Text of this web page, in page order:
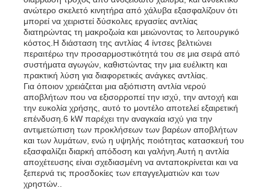
Σετ βιομηχανικής γεννήτριας
Σετ ψηφιακής γεννήτριας
Δημιουργός ανοιχτού πλαισίου
soundproof σύνολο γεννητριών
γεννήτρια εγχώριας χρήσης
ανώτερο σκελετό κινητήρα από χάλυβα εξασφαλίζουν ότι
μπορεί να χειριστεί δύσκολες εργασίες αντλίας
διατηρώντας τη μακροζωία και μειώνοντας το λειτουργικό
κόστος.Η διάσταση της αντλίας 4 ίντσες βελτιώνει
περαιτέρω την προσαρμοστικότητά του σε μια σειρά από
συστήματα αγωγών, καθιστώντας την μια ευέλικτη και
πρακτική λύση για διαφορετικές ανάγκες αντλίας.
Για όποιον χρειάζεται μια αξιόπιστη αντλία νερού
αποβλήτων που να εξισορροπεί την ισχύ, την αντοχή και
την ευκολία χρήσης, αυτό το μοντέλο αποτελεί εξαιρετική
επένδυση.6 kW παρέχει την αναγκαία ισχύ για την
αντιμετώπιση των προκλήσεων των βαρέων αποβλήτων
και των λυμάτων, ενώ η υψηλής ποιότητας κατασκευή του
εξασφαλίζει διαρκή απόδοση και γαλήνη.Αυτή η αντλία
αποχέτευσης είναι σχεδιασμένη να ανταποκρίνεται και να
ξεπερνά τις προσδοκίες των επαγγελματιών και των
χρηστών..